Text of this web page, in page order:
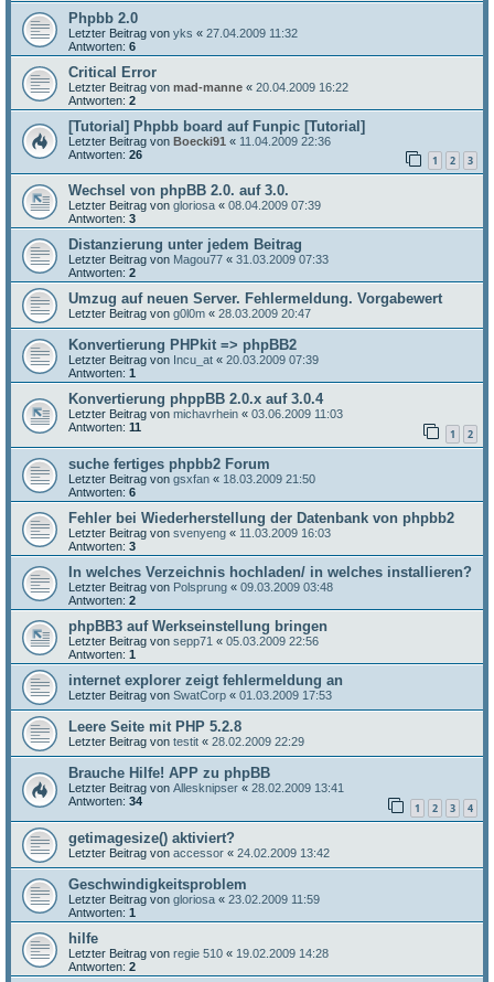
Phpbb 2.0
Letzter Beitrag von yks « 27.04.2009 11:32
Antworten: 6
Critical Error
Letzter Beitrag von mad-manne « 20.04.2009 16:22
Antworten: 2
[Tutorial] Phpbb board auf Funpic [Tutorial]
Letzter Beitrag von Boecki91 « 11.04.2009 22:36
Antworten: 26 1 2 3
Wechsel von phpBB 2.0. auf 3.0.
Letzter Beitrag von gloriosa « 08.04.2009 07:39
Antworten: 3
Distanzierung unter jedem Beitrag
Letzter Beitrag von Magou77 « 31.03.2009 07:33
Antworten: 2
Umzug auf neuen Server. Fehlermeldung. Vorgabewert
Letzter Beitrag von g0l0m « 28.03.2009 20:47
Konvertierung PHPkit => phpBB2
Letzter Beitrag von Incu_at « 20.03.2009 07:39
Antworten: 1
Konvertierung phppBB 2.0.x auf 3.0.4
Letzter Beitrag von michavrhein « 03.06.2009 11:03
Antworten: 11 1 2
suche fertiges phpbb2 Forum
Letzter Beitrag von gsxfan « 18.03.2009 21:50
Antworten: 6
Fehler bei Wiederherstellung der Datenbank von phpbb2
Letzter Beitrag von svenyeng « 11.03.2009 16:03
Antworten: 3
In welches Verzeichnis hochladen/ in welches installieren?
Letzter Beitrag von Polsprung « 09.03.2009 03:48
Antworten: 2
phpBB3 auf Werkseinstellung bringen
Letzter Beitrag von sepp71 « 05.03.2009 22:56
Antworten: 1
internet explorer zeigt fehlermeldung an
Letzter Beitrag von SwatCorp « 01.03.2009 17:53
Leere Seite mit PHP 5.2.8
Letzter Beitrag von testit « 28.02.2009 22:29
Brauche Hilfe! APP zu phpBB
Letzter Beitrag von Allesknipser « 28.02.2009 13:41
Antworten: 34 1 2 3 4
getimagesize() aktiviert?
Letzter Beitrag von accessor « 24.02.2009 13:42
Geschwindigkeitsproblem
Letzter Beitrag von gloriosa « 23.02.2009 11:59
Antworten: 1
hilfe
Letzter Beitrag von regie 510 « 19.02.2009 14:28
Antworten: 2